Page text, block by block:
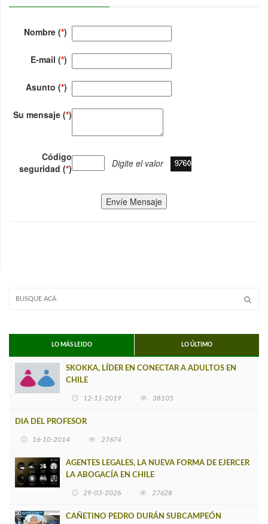
Nombre (*)
E-mail (*)
Asunto (*)
Su mensaje (*)
Código
seguridad (*) Digite el valor
Envíe Mensaje
LO MÁS LEIDO LO ÚLTIMO
SKOKKA, LÍDER EN CONECTAR A ADULTOS EN
CHILE
12-11-2019 38105
DIA DEL PROFESOR
16-10-2014 27674
AGENTES LEGALES, LA NUEVA FORMA DE EJERCER
LA ABOGACÍA EN CHILE
29-03-2026 27628
CAÑETINO PEDRO DURÁN SUBCAMPEÓN